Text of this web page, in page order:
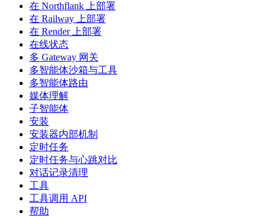
在 Northflank 上部署
在 Railway 上部署
在 Render 上部署
在线状态
多 Gateway 网关
多智能体沙箱与工具
多智能体路由
媒体理解
子智能体
安装
安装器内部机制
定时任务
定时任务与心跳对比
对话记录清理
工具
工具调用 API
帮助